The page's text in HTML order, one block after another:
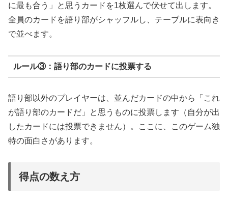
に最も合う」と思うカードを1枚選んで伏せて出します。
全員のカードを語り部がシャッフルし、テーブルに表向き
で並べます。
ルール③：語り部のカードに投票する
語り部以外のプレイヤーは、並んだカードの中から「これ
が語り部のカードだ」と思うものに投票します（自分が出
したカードには投票できません）。ここに、このゲーム独
特の面白さがあります。
得点の数え方